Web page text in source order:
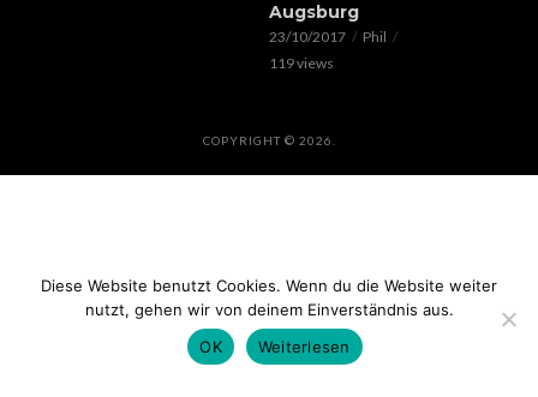
Augsburg
23/10/2017
Phil
119 views
COPYRIGHT © 2026.
Diese Website benutzt Cookies. Wenn du die Website weiter
nutzt, gehen wir von deinem Einverständnis aus.
OK
Weiterlesen